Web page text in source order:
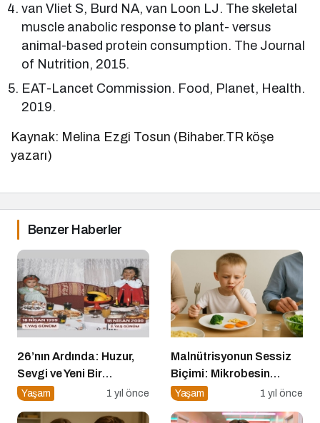
van Vliet S, Burd NA, van Loon LJ. The skeletal
muscle anabolic response to plant- versus
animal-based protein consumption. The Journal
of Nutrition, 2015.
EAT-Lancet Commission. Food, Planet, Health.
2019.
Kaynak: Melina Ezgi Tosun (Bihaber.TR köşe
yazarı)
Benzer Haberler
26’nın Ardında: Huzur,
Sevgi ve Yeni Bir
Başlangıç
Yaşam 1 yıl önce
Malnütrisyonun Sessiz
Biçimi: Mikrobesin
Eksikliklerinin
Yaşam 1 yıl önce